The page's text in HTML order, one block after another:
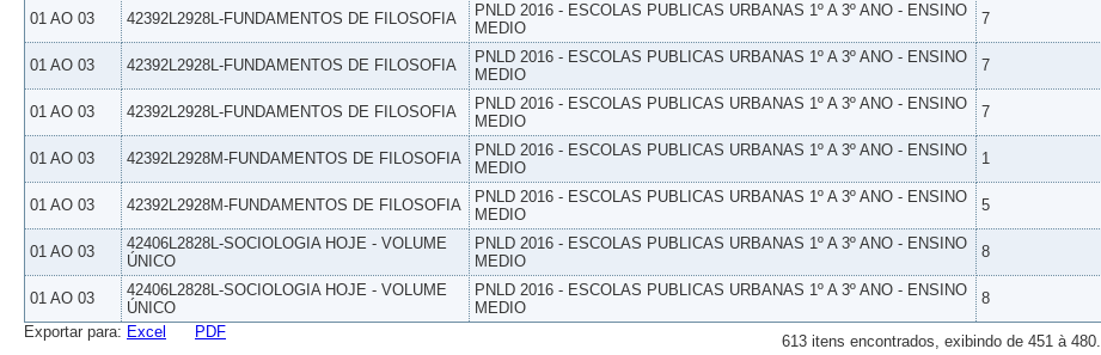
01 AO 03 42392L2928L-FUNDAMENTOS DE FILOSOFIA
PNLD 2016 - ESCOLAS PUBLICAS URBANAS 1º A 3º ANO - ENSINO
MEDIO
7
01 AO 03 42392L2928L-FUNDAMENTOS DE FILOSOFIA
PNLD 2016 - ESCOLAS PUBLICAS URBANAS 1º A 3º ANO - ENSINO
MEDIO
7
01 AO 03 42392L2928L-FUNDAMENTOS DE FILOSOFIA
PNLD 2016 - ESCOLAS PUBLICAS URBANAS 1º A 3º ANO - ENSINO
MEDIO
7
01 AO 03 42392L2928M-FUNDAMENTOS DE FILOSOFIA
PNLD 2016 - ESCOLAS PUBLICAS URBANAS 1º A 3º ANO - ENSINO
MEDIO
1
01 AO 03 42392L2928M-FUNDAMENTOS DE FILOSOFIA
PNLD 2016 - ESCOLAS PUBLICAS URBANAS 1º A 3º ANO - ENSINO
MEDIO
5
01 AO 03
42406L2828L-SOCIOLOGIA HOJE - VOLUME
ÚNICO
PNLD 2016 - ESCOLAS PUBLICAS URBANAS 1º A 3º ANO - ENSINO
MEDIO
8
01 AO 03
42406L2828L-SOCIOLOGIA HOJE - VOLUME
ÚNICO
PNLD 2016 - ESCOLAS PUBLICAS URBANAS 1º A 3º ANO - ENSINO
MEDIO
8
613 itens encontrados, exibindo de 451 à 480.
Exportar para: Excel PDF